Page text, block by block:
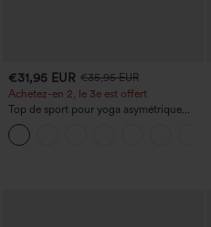
€31,95 EUR €35,95 EUR
Achetez-en 2, le 3e est offert
Top de sport pour yoga asymétrique
(une épaule) à manches longues avec
ouverture pour le pouce, ourlet arrondi
haut-bas, séchage rapide, soutien-gorge